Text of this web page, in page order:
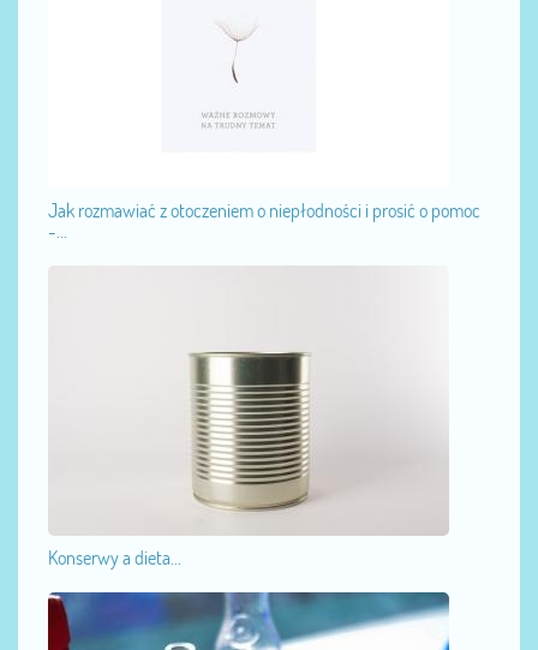
Jak rozmawiać z otoczeniem o niepłodności i prosić o pomoc
-...
Konserwy a dieta...